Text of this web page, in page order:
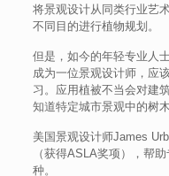
将景观设计从同类行业艺
不同目的进行植物规划。
但是，如今的年轻专业人
成为一位景观设计师，应
习。应用植被不当会对建
知道特定城市景观中的树木
美国景观设计师James
（获得ASLA奖项），帮
种。